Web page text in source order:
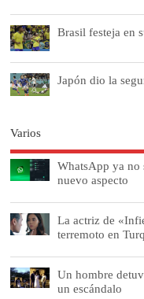
Brasil festeja en
Japón dio la
Varios
WhatsApp ya no
nuevo aspecto
La actriz de
terremoto en
Un hombre
un escándalo